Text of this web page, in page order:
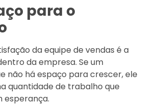
para o
da equipe de vendas é a
da empresa. Se um
não há espaço para crescer, ele
quantidade de trabalho que
esperança.